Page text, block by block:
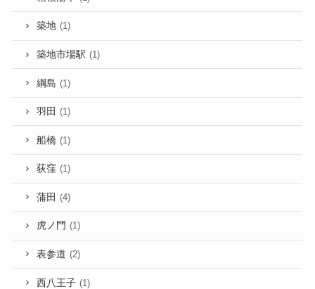
築地 (1)
築地市場駅 (1)
綱島 (1)
羽田 (1)
船橋 (1)
荻窪 (1)
蒲田 (4)
虎ノ門 (1)
表参道 (2)
西八王子 (1)